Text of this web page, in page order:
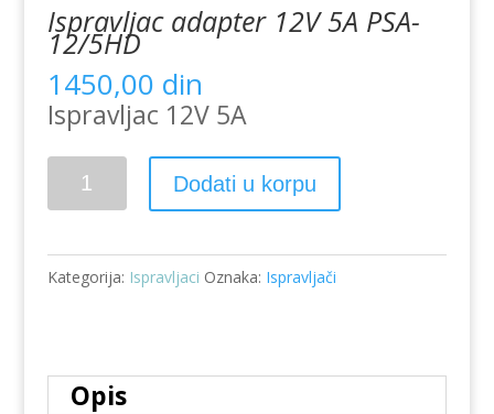
Ispravljac adapter 12V 5A PSA-
12/5HD
1450,00 din
Ispravljac 12V 5A
Ispravljac
adapter
5A
PSA-
Dodati u korpu
Kategorija: Ispravljaci Oznaka: Ispravljači
Opis